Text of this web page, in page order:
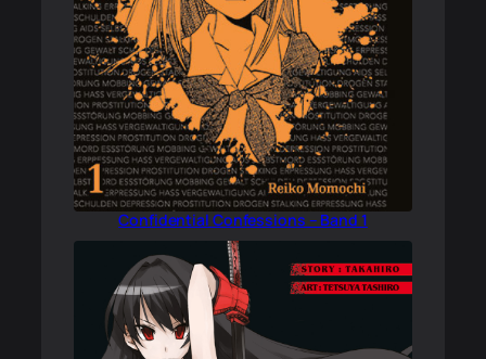
Confidential Confessions – Band 1